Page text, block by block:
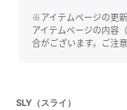
※アイテムページの更
アイテムページの内容
合がございます。ご注
SLY（スライ）